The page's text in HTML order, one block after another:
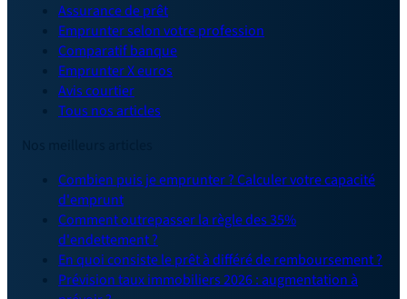
Assurance de prêt
Emprunter selon votre profession
Comparatif banque
Emprunter X euros
Avis courtier
Tous nos articles
Combien puis je emprunter ? Calculer votre capacité
d'emprunt
Comment outrepasser la règle des 35%
d'endettement ?
En quoi consiste le prêt à différé de remboursement ?
Prévision taux immobiliers 2026 : augmentation à